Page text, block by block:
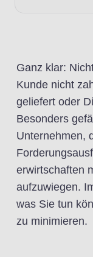
Ganz klar:
Kunde nicht
geliefert oder
Besonders
Unternehmen,
erwirtschaften
aufzuwiegen.
was Sie tun
zu minimieren.